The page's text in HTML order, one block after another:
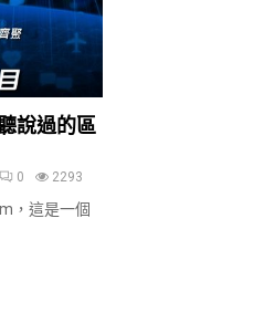
說過的區
0 2293
，這是一個